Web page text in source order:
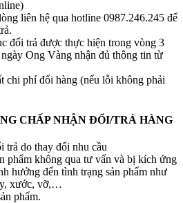
liên hệ qua hotline 0987.246.245 để
đổi trả được thực hiện trong vòng 3
Ong Vàng nhận đủ thông tin từ
chi phí đổi hàng (nếu lỗi không phải
CHẤP NHẬN ĐỔI/TRẢ HÀNG
trả do thay đổi nhu cầu
phẩm không qua tư vấn và bị kích ứng
hưởng đến tình trạng sản phẩm như
xước, vỡ,…
phẩm.